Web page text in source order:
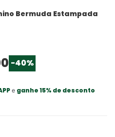
Bermuda Estampada
-40%
e ganhe 15% de desconto